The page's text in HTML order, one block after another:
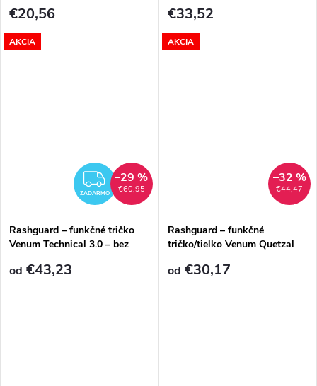
€20,56 €33,52
AKCIA
ZADARMO
ZADARMO €60,95
–29 %
Rashguard – funkčné tričko
Venum Technical 3.0 – bez
od €43,23
AKCIA
€44,47
–32 %
Rashguard – funkčné
tričko/tielko Venum Quetzal
Black/Fury Red/Tangerine
od €30,17